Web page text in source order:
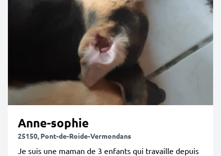
Anne-sophie
25150, Pont-de-Roide-Vermondans
Je suis une maman de 3 enfants qui travaille depuis